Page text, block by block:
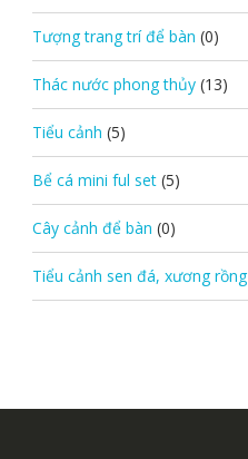
Tượng trang trí để bàn (0)
Thác nước phong thủy (13)
Tiểu cảnh (5)
Bể cá mini ful set (5)
Cây cảnh để bàn (0)
Tiểu cảnh sen đá, xương rồng